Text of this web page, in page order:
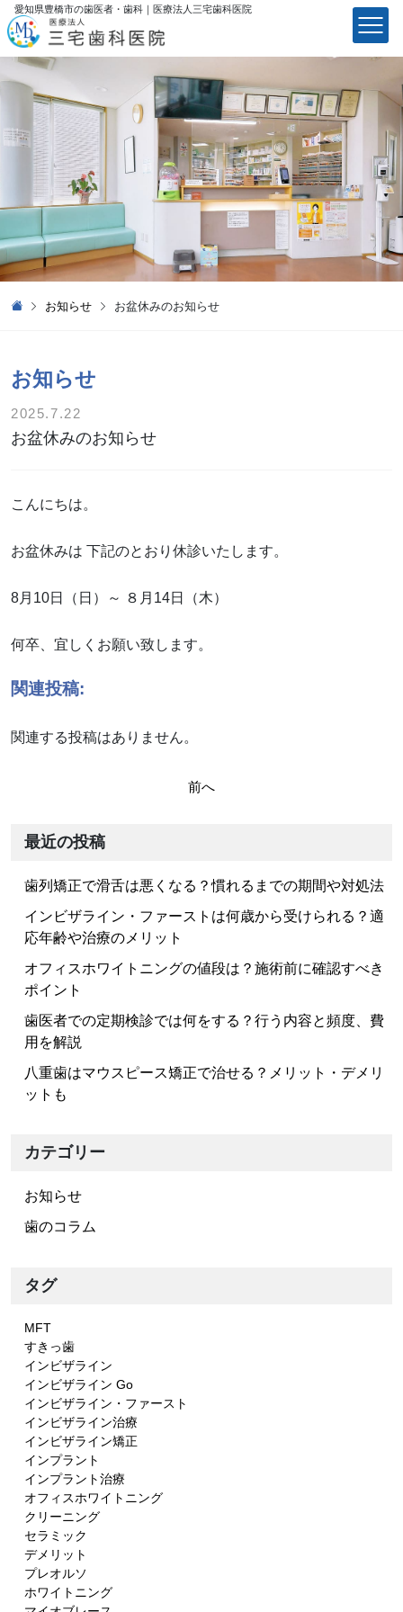
愛知県豊橋市の歯医者・歯科｜医療法⼈三宅⻭科医院
お知らせ お盆休みのお知らせ
お知らせ
2025.7.22
お盆休みのお知らせ
こんにちは。
お盆休みは 下記のとおり休診いたします。
8月10日（日）～ ８月14日（木）
何卒、宜しくお願い致します。
関連投稿:
関連する投稿はありません。
ナ
ゲ
ー
シ
ョ
ン
前へ
最近の投稿
歯列矯正で滑舌は悪くなる？慣れるまでの期間や対処法
インビザライン・ファーストは何歳から受けられる？適
応年齢や治療のメリット
オフィスホワイトニングの値段は？施術前に確認すべき
ポイント
歯医者での定期検診では何をする？行う内容と頻度、費
用を解説
八重歯はマウスピース矯正で治せる？メリット・デメリ
ットも
カテゴリー
お知らせ
歯のコラム
タグ
MFT
すきっ歯
インビザライン
インビザライン Go
インビザライン・ファースト
インビザライン治療
インビザライン矯正
インプラント
インプラント治療
オフィスホワイトニング
クリーニング
セラミック
デメリット
プレオルソ
ホワイトニング